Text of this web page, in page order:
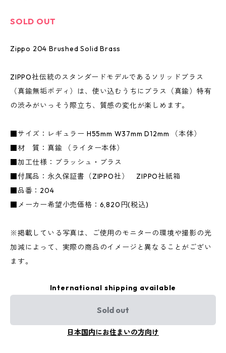
SOLD OUT
Zippo 204 Brushed Solid Brass
ZIPPO社伝統のスタンダードモデルであるソリッドブラス
（真鍮無垢ボディ）は、使い込むうちにブラス（真鍮）特有
の渋みがいっそう際立ち、質感の変化が楽しめます。
■サイズ：レギュラー H55mm W37mm D12mm （本体）
■材 質：真鍮 （ライター本体）
■加工仕様：ブラッシュ・ブラス
■付属品：永久保証書（ZIPPO社） ZIPPO社紙箱
■品番：204
■メーカー希望小売価格：6,820円(税込)
※掲載している写真は、ご使用のモニターの環境や撮影の光
加減によって、実際の商品のイメージと異なることがござい
ます。
International shipping available
Sold out
日本国内にお住まいの方向け